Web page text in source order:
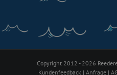
Copyright 2012 - 2026
Kundenfeedback | Anfrage|